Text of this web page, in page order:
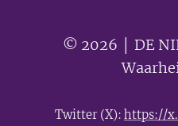
© 2026 │ DE
Twitter (X): https://